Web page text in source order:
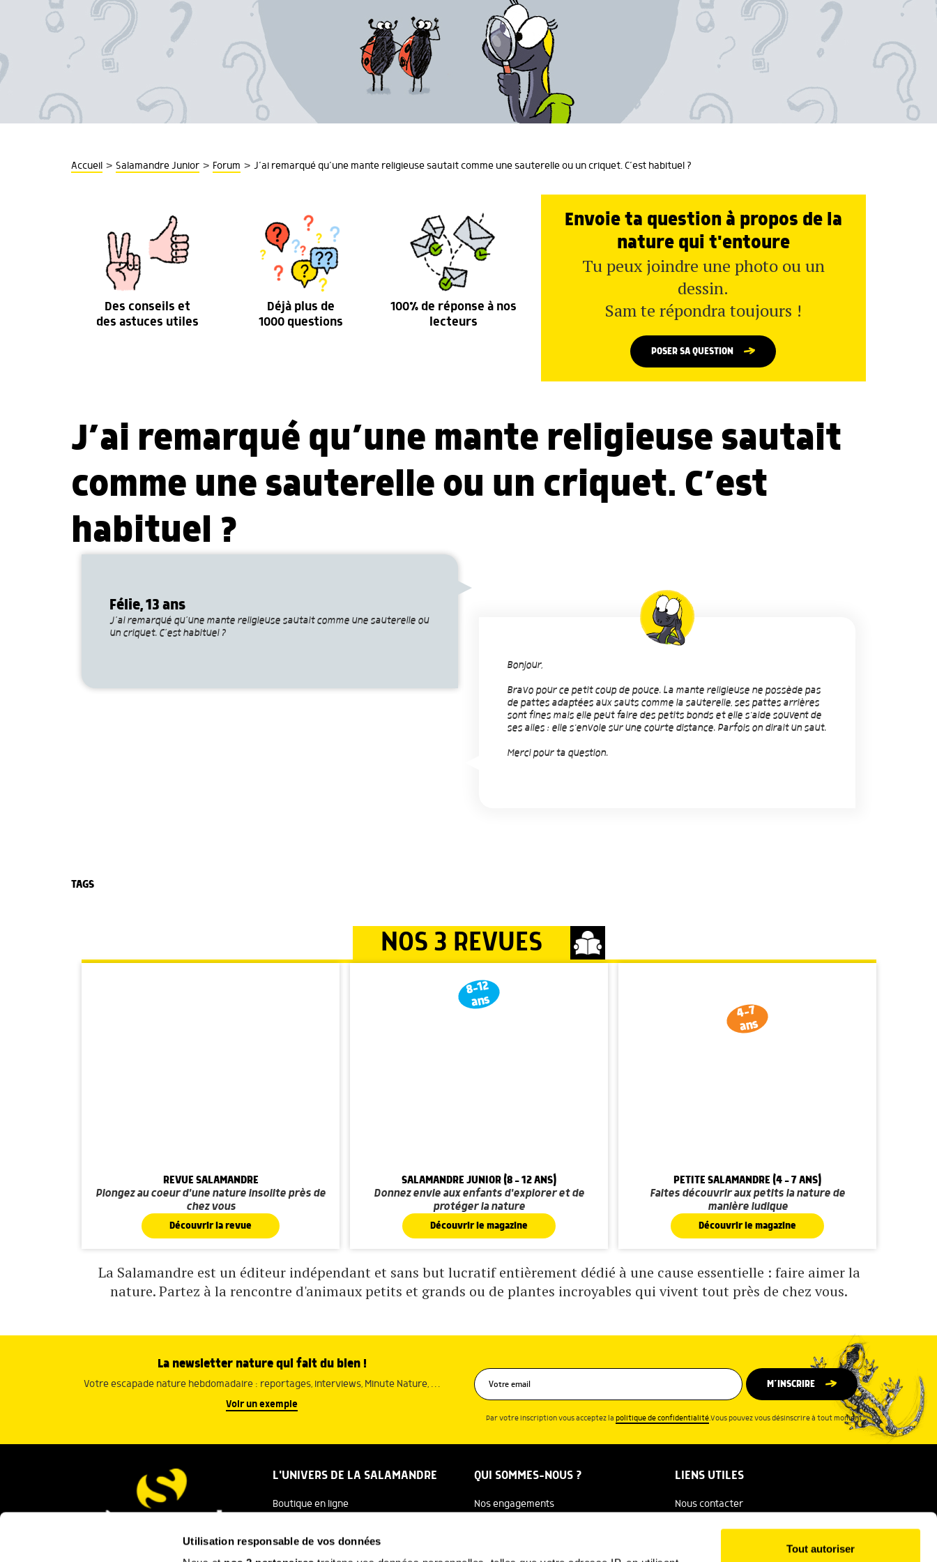
Utilisation responsable de vos données
Tout autoriser
Accueil > Salamandre Junior > Forum > J’ai remarqué qu’une mante religieuse sautait comme une sauterelle ou un criquet. C’est habituel ?
Des conseils et
des astuces utiles
Déjà plus de
1000 questions
100% de réponse à nos
lecteurs
Envoie ta question à propos de la
nature qui t'entoure
Tu peux joindre une photo ou un
dessin.
Sam te répondra toujours !
POSER SA QUESTION
J’ai remarqué qu’une mante religieuse sautait
comme une sauterelle ou un criquet. C’est
habituel ?
Félie, 13 ans
J’ai remarqué qu’une mante religieuse sautait comme une sauterelle ou
un criquet. C’est habituel ?
Bonjour,
Bravo pour ce petit coup de pouce. La mante religieuse ne possède pas
de pattes adaptées aux sauts comme la sauterelle, ses pattes arrières
sont fines mais elle peut faire des petits bonds et elle s'aide souvent de
ses ailes : elle s'envole sur une courte distance. Parfois on dirait un saut.
Merci pour ta question.
TAGS
NOS 3 REVUES
REVUE SALAMANDRE
Plongez au coeur d'une nature insolite près de
chez vous
Découvrir la revue
8-12
ans
SALAMANDRE JUNIOR (8 - 12 ANS)
Donnez envie aux enfants d'explorer et de
protéger la nature
Découvrir le magazine
4-7
ans
PETITE SALAMANDRE (4 - 7 ANS)
Faites découvrir aux petits la nature de
manière ludique
Découvrir le magazine
La Salamandre est un éditeur indépendant et sans but lucratif entièrement dédié à une cause essentielle : faire aimer la
nature. Partez à la rencontre d'animaux petits et grands ou de plantes incroyables qui vivent tout près de chez vous.
La newsletter nature qui fait du bien !
Votre escapade nature hebdomadaire : reportages, interviews, Minute Nature, …
Voir un exemple
M’INSCRIRE
Par votre inscription vous acceptez lapolitique de confidentialité.Vous pouvez vous désinscrire à tout moment.
L'UNIVERS DE LA SALAMANDRE
Boutique en ligne
QUI SOMMES-NOUS ?
Nos engagements
LIENS UTILES
Nous contacter
Espace presse